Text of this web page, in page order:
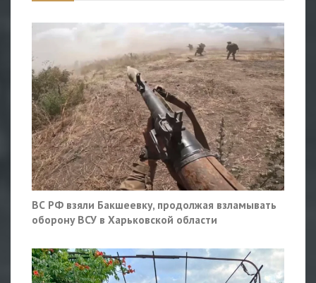
ВС РФ взяли Бакшеевку, продолжая взламывать
оборону ВСУ в Харьковской области